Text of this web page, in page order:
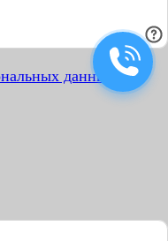
данных